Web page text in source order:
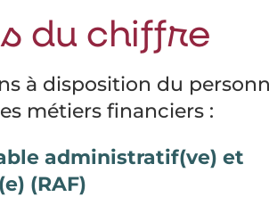
du chiffre
à disposition du
métiers financiers :
administratif(ve) et
(RAF)